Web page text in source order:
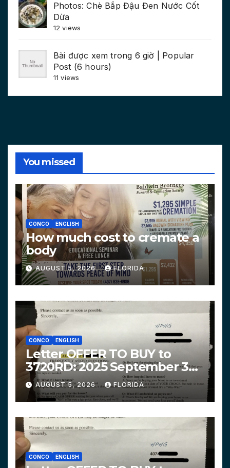
Photos: Chè Bắp Đậu Đen Nước Cốt
Dừa
12 views
Bài được xem trong 6 giờ | Popular
Post (6 hours)
11 views
You missed
CONCO ENGLISH
How much cost to cremate a
body
AUGUST 5, 2026 FLORIDA
CONCO ENGLISH
Letter OFFER TO BUY to
3720RD: 2025 September 3
$319,900 HPHG
AUGUST 5, 2026 FLORIDA
CONCO ENGLISH